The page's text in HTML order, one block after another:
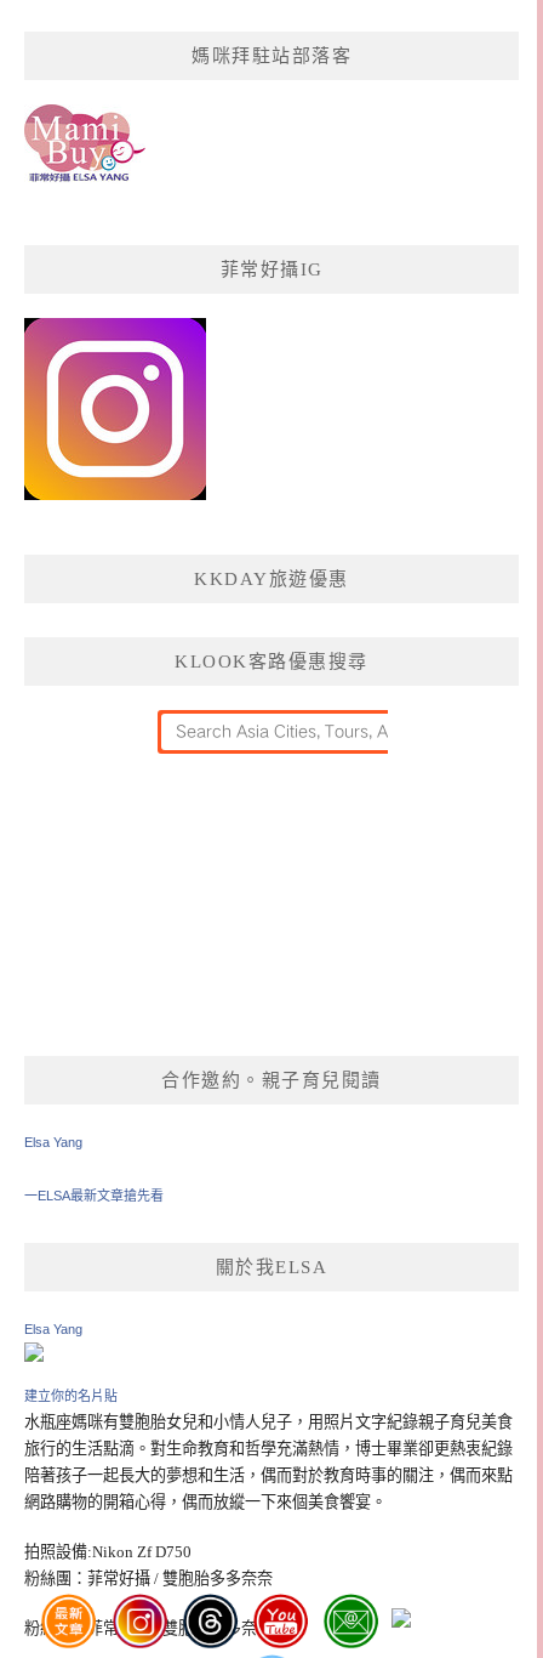
媽咪拜駐站部落客
菲常好攝IG
KKDAY旅遊優惠
KLOOK客路優惠搜尋
合作邀約。親子育兒閱讀
Elsa Yang
一ELSA最新文章搶先看
關於我ELSA
Elsa Yang
建立你的名片貼
水瓶座媽咪有雙胞胎女兒和小情人兒子，用照片文字紀錄親子育兒美食
旅行的生活點滴。對生命教育和哲學充滿熱情，博士畢業卻更熱衷紀錄
陪著孩子一起長大的夢想和生活，偶而對於教育時事的關注，偶而來點
網路購物的開箱心得，偶而放縱一下來個美食饗宴。
拍照設備:Nikon Zf D750
粉絲團：菲常好攝 / 雙胞胎多多奈奈
粉絲團：菲常好攝 / 雙胞胎多多奈奈